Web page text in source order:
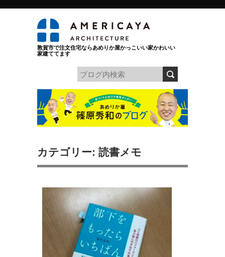
敦賀市で注文住宅ならあめりか屋かっこいい家かわいい
家建ててます
カテゴリー: 読書メモ